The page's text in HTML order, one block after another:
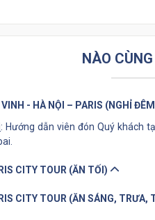
NÀO
- HÀ NỘI – PARIS (NGHỈ
: Hướng dẫn viên đón Quý khách
CITY TOUR (ĂN TỐI)
CITY TOUR (ĂN SÁNG, TRƯA,